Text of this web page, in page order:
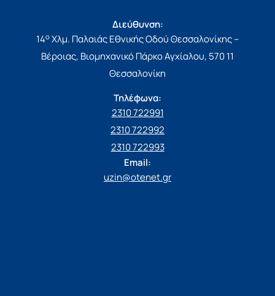
Διεύθυνση:
14ο Χλμ. Παλαιάς Εθνικής Οδού Θεσσαλονίκης –
Βέροιας, Βιομηχανικό Πάρκο Αγχίαλου, 570 11
Θεσσαλονίκη
Τηλέφωνα:
2310 722991
2310 722992
2310 722993
Email:
uzin@otenet.gr